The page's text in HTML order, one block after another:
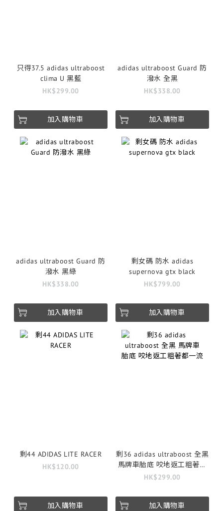
只得37.5 adidas ultraboost
clima U 黑藍
HK$299.00
加入購物車
adidas ultraboost Guard 防
潑水 全黑
HK$338.00
加入購物車
adidas ultraboost Guard 防
潑水 黑綠
HK$338.00
加入購物車
剩女碼 防水 adidas
supernova gtx black
HK$799.00
加入購物車
剩44 ADIDAS LITE RACER
HK$120.00
加入購物車
剩36 adidas ultraboost 全黑
馬牌車胎底 咬地返工粗著都
一流
HK$299.00
加入購物車